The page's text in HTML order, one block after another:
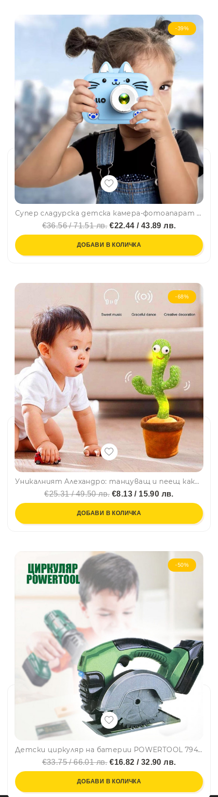
-39%
Супер сладурска детска камера-фотоапарат със силиконов кейс HELLO CAT BLUE
€36.56 / 71.51 лв.€22.44 / 43.89 лв.
ДОБАВИ В КОЛИЧКА
-68%
Уникалният Алехандро: танцуващ и пеещ кактус - повтаря, пее песни, свети и танцува
€25.31 / 49.50 лв.€8.13 / 15.90 лв.
ДОБАВИ В КОЛИЧКА
-50%
Детски циркуляр на батерии POWERTOOL 7947LD - paзвива въoбpaжeниeтo, ĸpeaтивнocттa и poлeвитe игpи
€33.75 / 66.01 лв.€16.82 / 32.90 лв.
ДОБАВИ В КОЛИЧКА